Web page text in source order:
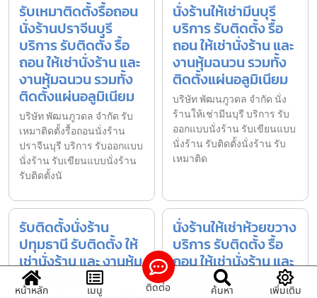
รับเหมาติดตั้งรื้อถอน
นั่งร้านปราจีนบุรี
บริการ รับติดตั้ง รื้อ
ถอน ให้เช่านั่งร้าน และ
งานหุ้มฉนวน รวมทั้ง
ติดตั้งแผ่นอลูมิเนียม
บริษัท พัฒนภูวดล จำกัด รับ
เหมาติดตั้งรื้อถอนนั่งร้าน
ปราจีนบุรี บริการ รับออกแบบ
นั่งร้าน รับเขียนแบบนั่งร้าน
รับติดตั้งนั
นั่งร้านให้เช่ามีนบุรี
บริการ รับติดตั้ง รื้อ
ถอน ให้เช่านั่งร้าน และ
งานหุ้มฉนวน รวมทั้ง
ติดตั้งแผ่นอลูมิเนียม
บริษัท พัฒนภูวดล จำกัด นั่ง
ร้านให้เช่ามีนบุรี บริการ รับ
ออกแบบนั่งร้าน รับเขียนแบบ
นั่งร้าน รับติดตั้งนั่งร้าน รับ
เหมาติด
รับติดตั้งนั่งร้าน
ปทุมธานี รับติดตั้ง ให้
เช่านั่งร้าน และ งานหุ้ม
ฉนวน ราคาถูก
นั่งร้านให้เช่าห้วยขวาง
บริการ รับติดตั้ง รื้อ
ถอน ให้เช่านั่งร้าน และ
งานหุ้มฉนวน รวมทั้ง
หน้าหลัก เมนู ติดต่อ ค้นหา เพิ่มเติม